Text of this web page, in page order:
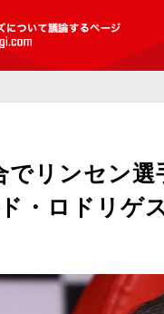
て議論するペ
でリンセン
・ロドリゲ